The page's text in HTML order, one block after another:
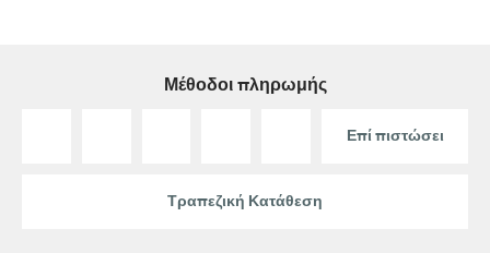
Μέθοδοι πληρωμής
Επί πιστώσει
Τραπεζική Κατάθεση